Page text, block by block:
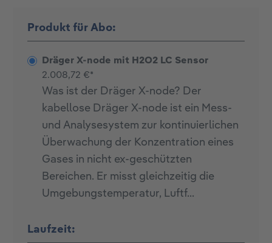
Produkt für Abo:
Dräger X-node mit H2O2 LC Sensor
2.008,72 €*
Was ist der Dräger X-node? Der
kabellose Dräger X-node ist ein Mess-
und Analysesystem zur kontinuierlichen
Überwachung der Konzentration eines
Gases in nicht ex-geschützten
Bereichen. Er misst gleichzeitig die
Umgebungstemperatur, Luftf...
Laufzeit: